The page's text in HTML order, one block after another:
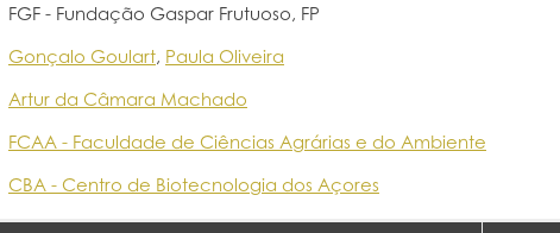
FGF - Fundação Gaspar Frutuoso, FP
Gonçalo Goulart, Paula Oliveira
Artur da Câmara Machado
FCAA - Faculdade de Ciências Agrárias e do Ambiente
CBA - Centro de Biotecnologia dos Açores